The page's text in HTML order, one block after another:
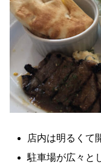
店内は明るくて
駐車場が広々と